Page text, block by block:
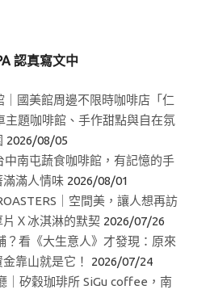
認真寫文中
｜國美館周邊不限時咖啡店「仁
題咖啡館、手作甜點與自在氛
2026/08/05
南屯蔬食咖啡館，有記憶的手
滿人情味 2026/08/01
｜空間美，讓人想再訪
Ｘ冰淇淋的默契 2026/07/26
？看《大生意人》才發現：原來
靠山就是它！
2026/07/24
｜矽穀珈琲所 SiGu coffee，南